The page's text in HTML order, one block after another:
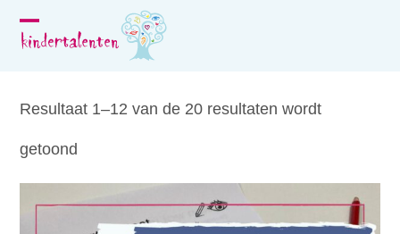
Open
menu
Close
menu
Resultaat 1–12 van de 20 resultaten wordt
getoond